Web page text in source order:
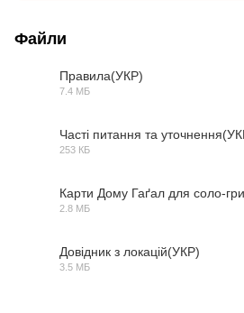
Файли
Правила(УКР)
7.4 МБ
Часті питання та
253 КБ
Карти Дому Гаґал для соло-
2.8 МБ
Довідник з локацій(УКР)
3.5 МБ